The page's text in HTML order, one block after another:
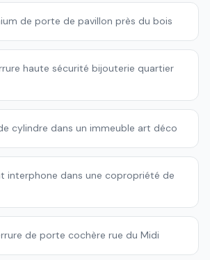
de porte de pavillon près du bois
haute sécurité bijouterie quartier
cylindre dans un immeuble art déco
interphone dans une copropriété de
de porte cochère rue du Midi